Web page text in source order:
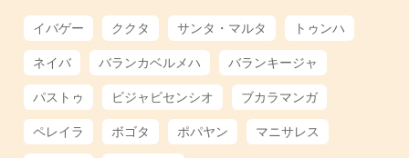
イバゲー ククタ サンタ・マルタ
トゥンハ
ネイバ
バランカベルメハ
バランキージャ
パストゥ
ビジャビセンシオ
ブカラマンガ
ペレイラ
ボゴタ ポパヤン
マニサレス